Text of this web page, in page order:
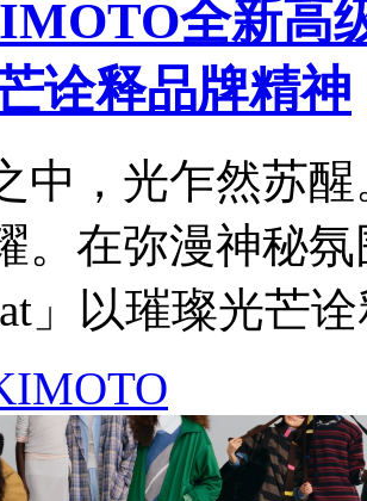
全新高
诠释品牌精神
中，光乍然苏
。在弥漫神秘
」以璀璨光芒